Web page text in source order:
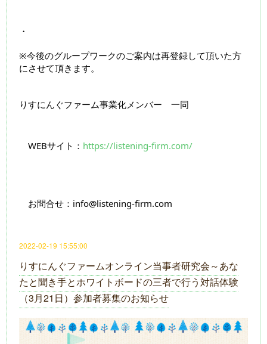
・
※今後のグループワークのご案内は再登録して頂いた方
にさせて頂きます。
りすにんぐファーム事業化メンバー　一同
WEBサイト： https://listening-firm.com/
お問合せ：info@listening-firm.com
2022-02-19 15:55:00
りすにんぐファームオンライン当事者研究会～あな
たと聞き手とホワイトボードの三者で行う対話体験
（3月21日）参加者募集のお知らせ